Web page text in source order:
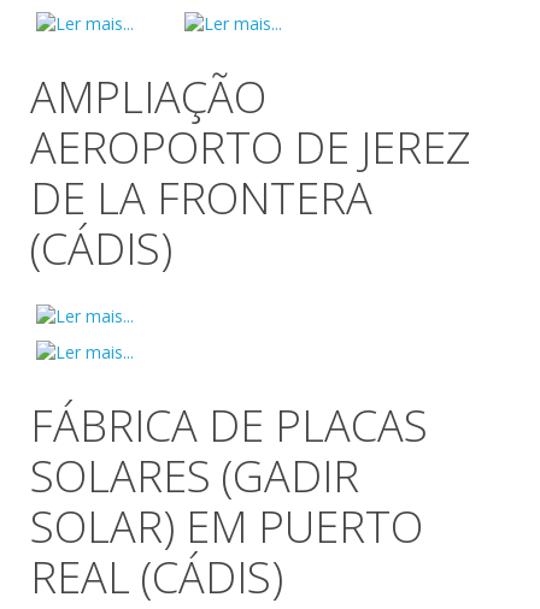
AMPLIAÇÃO
AEROPORTO DE JEREZ
DE LA FRONTERA
(CÁDIS)
FÁBRICA DE PLACAS
SOLARES (GADIR
SOLAR) EM PUERTO
REAL (CÁDIS)